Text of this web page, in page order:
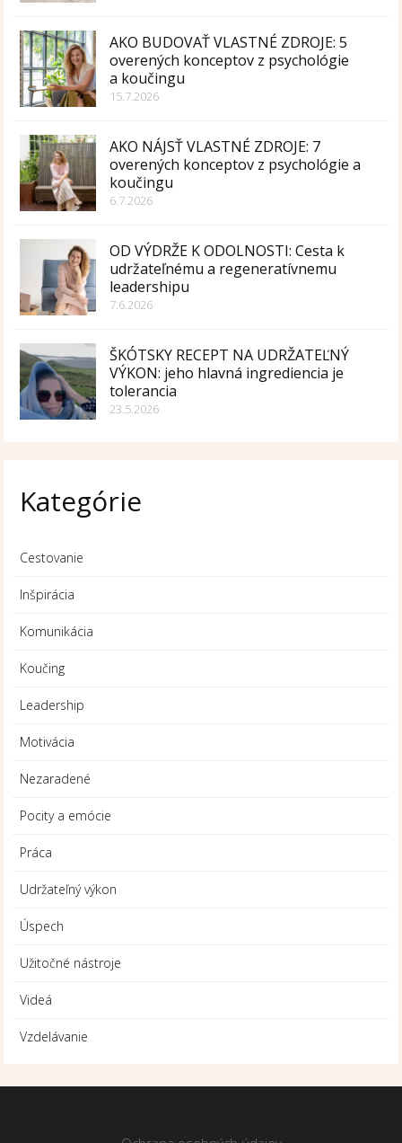
AKO BUDOVAŤ VLASTNÉ ZDROJE: 5
overených konceptov z psychológie
a koučingu
15.7.2026
AKO NÁJSŤ VLASTNÉ ZDROJE: 7
overených konceptov z psychológie a
koučingu
6.7.2026
OD VÝDRŽE K ODOLNOSTI: Cesta k
udržateľnému a regeneratívnemu
leadershipu
7.6.2026
ŠKÓTSKY RECEPT NA UDRŽATEĽNÝ
VÝKON: jeho hlavná ingrediencia je
tolerancia
23.5.2026
Kategórie
Cestovanie
Inšpirácia
Komunikácia
Koučing
Leadership
Motivácia
Nezaradené
Pocity a emócie
Práca
Udržateľný výkon
Úspech
Užitočné nástroje
Videá
Vzdelávanie